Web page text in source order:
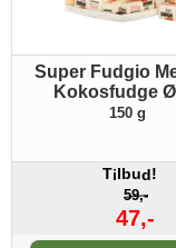
Super Fudgio
Kokosfudge
150 g
Tilbud!
59,-
47,-